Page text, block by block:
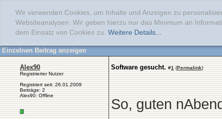
Wir verwenden Cookies, um Inhalte und Anzeigen zu
Websiteanalysen. Wir geben hierzu nur das Minimum an
dem Einsatz von Cookies zu. Weitere Details...
Einzelnen Beitrag anzeigen
Alex90
Registrierter Nutzer
Registriert seit: 26.01.2009
Beiträge: 2
Alex90: Offline
Software gesucht. #1 (Permalink)
So, guten